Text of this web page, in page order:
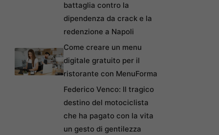
battaglia contro la
dipendenza da crack e la
redenzione a Napoli
Come creare un menu
digitale gratuito per il
ristorante con MenuForma
Federico Venco: Il tragico
destino del motociclista
che ha pagato con la vita
un gesto di gentilezza